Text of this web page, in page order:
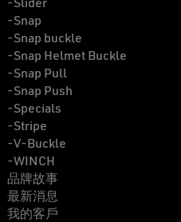
-Slider
-Snap
-Snap buckle
-Snap Helmet Buckle
-Snap Pull
-Snap Push
-Specials
-Stripe
-V-Buckle
-WINCH
品牌故事
最新消息
我的客戶